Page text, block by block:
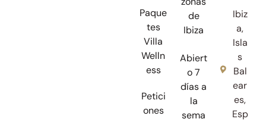
Paque
tes
Villa
Welln
ess
Petici
ones
de
Ibiza
Abiert
o 7
días a
la
sema
Ibiz
a,
Isla
s
Bal
ear
es,
Esp